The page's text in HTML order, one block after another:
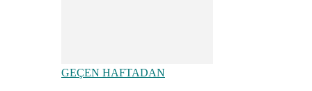
GEÇEN HAFTADAN